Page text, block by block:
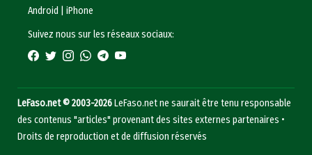
Android
|iPhone
Suivez nous sur les réseaux sociaux:
LeFaso.net © 2003-2026LeFaso.net ne saurait être tenu responsable
des contenus "articles" provenant des sites externes partenaires •
Droits de reproduction et de diffusion réservés